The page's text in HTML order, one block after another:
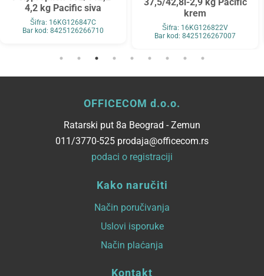
4,2 kg Pacific siva
Šifra: 16KG126847C
Bar kod: 8425126266710
krem
Šifra: 16KG126822V
Bar kod: 8425126267007
OFFICECOM d.o.o.
Ratarski put 8a Beograd - Zemun
011/3770-525 prodaja@officecom.rs
podaci o registraciji
Kako naručiti
Način poručivanja
Uslovi isporuke
Način plaćanja
Kontakt